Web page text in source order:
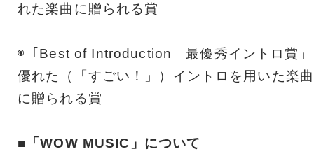
れた楽曲に贈られる賞
◉「Best of Introduction 最優秀イントロ賞」
優れた（「すごい！」）イントロを用いた楽曲
に贈られる賞
■「WOW MUSIC」について